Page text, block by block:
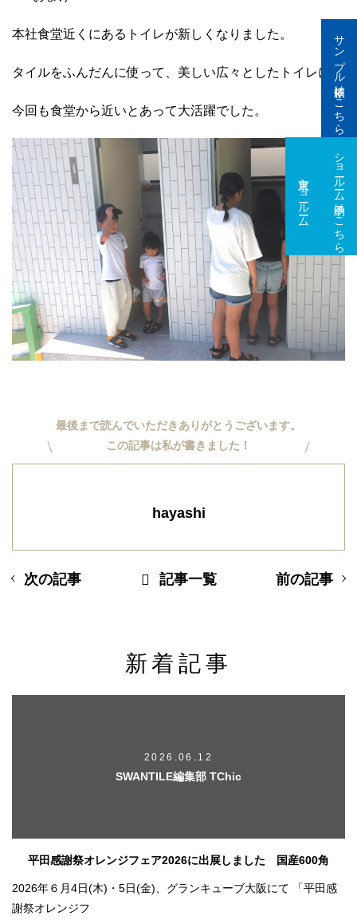
サンプル依頼はこちら
ショールーム予約はこちら
東京ショールーム 大阪ショールーム
本社食堂近くにあるトイレが新しくなりました。
タイルをふんだんに使って、美しい広々としたトイレに！
今回も食堂から近いとあって大活躍でした。
最後まで読んでいただきありがとうございます。
この記事は私が書きました！
hayashi
次の記事 記事一覧 前の記事
新着記事
2026.06.12
SWANTILE編集部 TChic
平田感謝祭オレンジフェア2026に出展しました 国産600角
2026年６月4日(木)・5日(金)、グランキューブ大阪にて 「平田感
謝祭オレンジフ